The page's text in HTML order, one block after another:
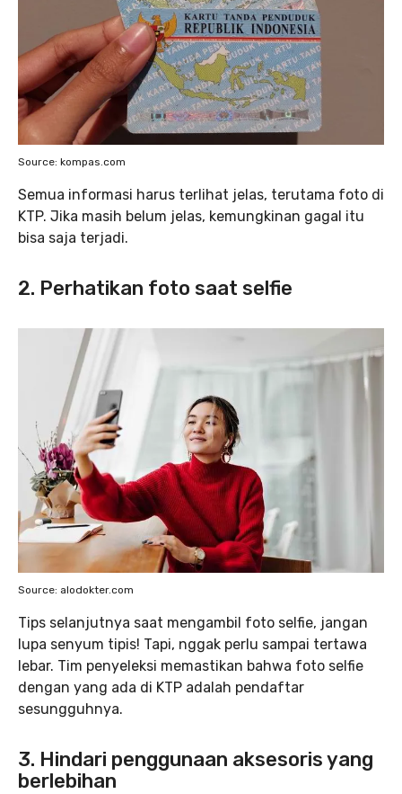
Source: kompas.com
Semua informasi harus terlihat jelas, terutama foto di
KTP. Jika masih belum jelas, kemungkinan gagal itu
bisa saja terjadi.
2. Perhatikan foto saat selfie
Source: alodokter.com
Tips selanjutnya saat mengambil foto selfie, jangan
lupa senyum tipis! Tapi, nggak perlu sampai tertawa
lebar. Tim penyeleksi memastikan bahwa foto selfie
dengan yang ada di KTP adalah pendaftar
sesungguhnya.
3. Hindari penggunaan aksesoris yang
berlebihan